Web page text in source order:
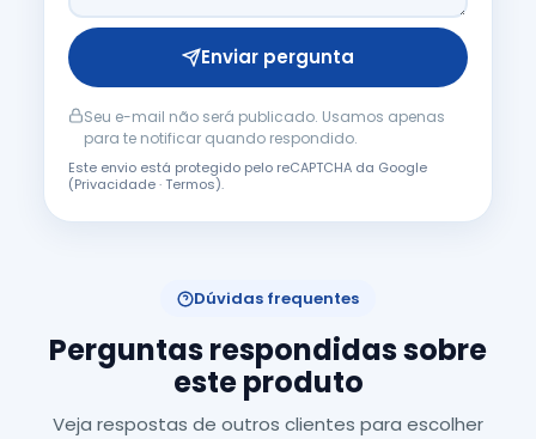
Enviar pergunta
Seu e-mail não será publicado. Usamos apenas
para te notificar quando respondido.
Este envio está protegido pelo reCAPTCHA da Google
(Privacidade·Termos).
Dúvidas frequentes
Perguntas respondidas sobre
este produto
Veja respostas de outros clientes para escolher